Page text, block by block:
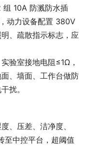
组 10A 防溅防水插
动力设备配置 380V
、疏散指示标志，应
验室接地电阻≤1Ω，
、墙面、工作台做防
扰。
、压差、洁净度、
至中控平台，超阈值